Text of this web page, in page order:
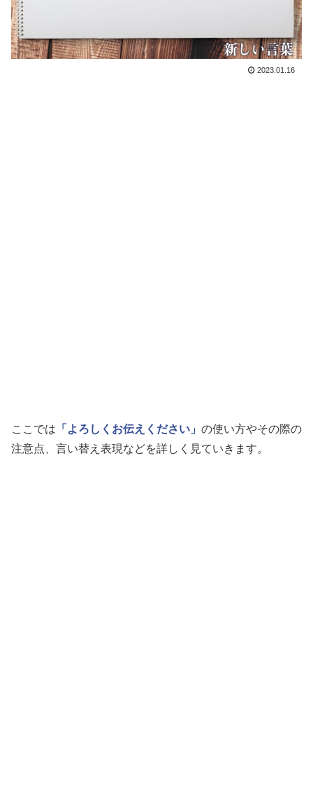
2023.01.16
ここでは 「よろしくお伝えください」 の使い方やその際の
注意点、言い替え表現などを詳しく見ていきます。